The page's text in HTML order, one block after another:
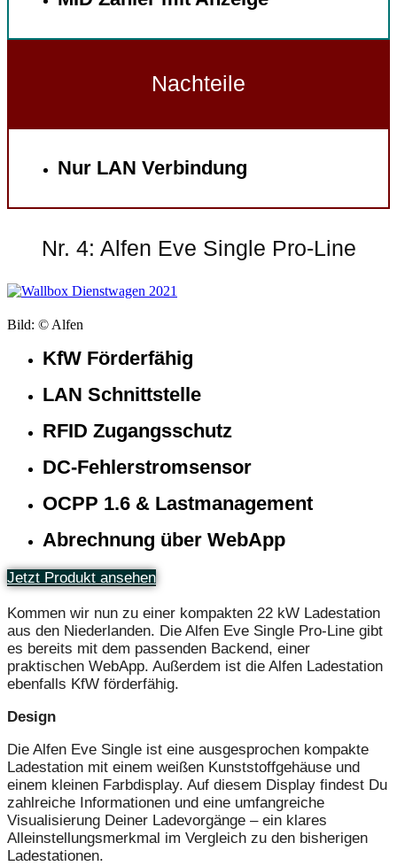
Nachteile
Nur LAN Verbindung
Nr. 4: Alfen Eve Single Pro-Line
Bild: © Alfen
KfW Förderfähig
LAN Schnittstelle
RFID Zugangsschutz
DC-Fehlerstromsensor
OCPP 1.6 & Lastmanagement
Abrechnung über WebApp
Jetzt Produkt ansehen
Kommen wir nun zu einer kompakten 22 kW Ladestation
aus den Niederlanden. Die Alfen Eve Single Pro-Line gibt
es bereits mit dem passenden Backend, einer
praktischen WebApp. Außerdem ist die Alfen Ladestation
ebenfalls KfW förderfähig.
Design
Die Alfen Eve Single ist eine ausgesprochen kompakte
Ladestation mit einem weißen Kunststoffgehäuse und
einem kleinen Farbdisplay. Auf diesem Display findest Du
zahlreiche Informationen und eine umfangreiche
Visualisierung Deiner Ladevorgänge – ein klares
Alleinstellungsmerkmal im Vergleich zu den bisherigen
Ladestationen.